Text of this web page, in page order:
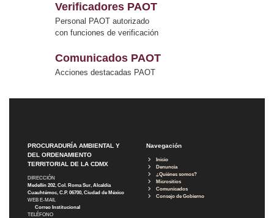
Verificadores PAOT
Personal PAOT autorizado
con funciones de verificación
Comunicados PAOT
Acciones destacadas PAOT
PROCURADURÍA AMBIENTAL Y
DEL ORDENAMIENTO
TERRITORIAL DE LA CDMX
DIRECCIÓN
Medellín 202, Col. Roma Sur, Alcaldía
Cuauhtémoc, C.P. 06700, Ciudad de México
WEB E-MAIL
Correo Institucional
TELÉFONO
Navegación
Inicio
Denuncia
¿Quiénes somos?
Micrositios
Comunicados
Consejo de Gobierno